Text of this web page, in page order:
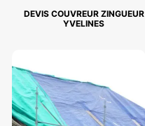
DEVIS COUVREUR ZINGUEUR
YVELINES